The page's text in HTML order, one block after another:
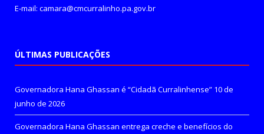
E-mail: camara@cmcurralinho.pa.gov.br
ÚLTIMAS PUBLICAÇÕES
Governadora Hana Ghassan é “Cidadã Curralinhense” 10 de
junho de 2026
Governadora Hana Ghassan entrega creche e benefícios do